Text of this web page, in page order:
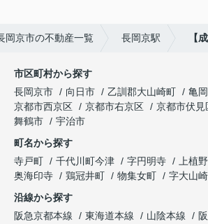
岡京市の不動産一覧 長岡京駅 【
市区町村から探す
長岡京市
向日市 乙訓郡大山崎町
亀
京都市西京区
京都市右京区 京都市伏見
舞鶴市
宇治市
町名から探す
寺戸町
千代川町今津 字円明寺 上植
奥海印寺
鶏冠井町 物集女町 字大山崎
沿線から探す
阪急京都本線
東海道本線 山陰本線